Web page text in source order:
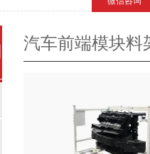
汽车前端模块料